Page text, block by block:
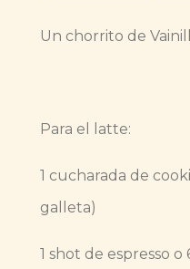
Un chorrito de
Para el latte:
1 cucharada de
galleta)
1 shot de espresso